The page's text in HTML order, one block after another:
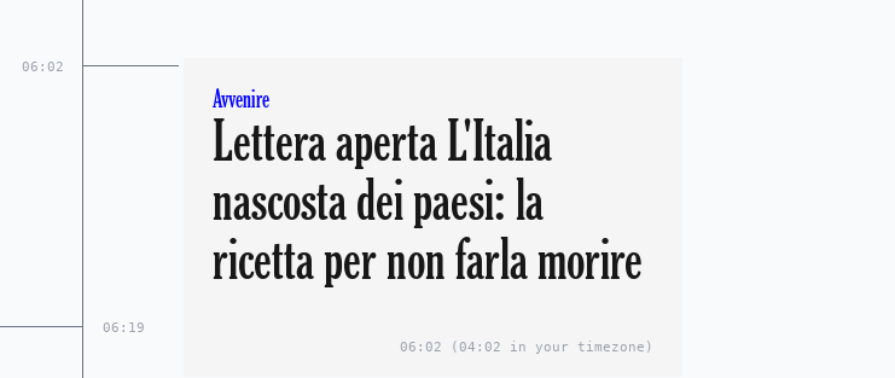
06:02
Avvenire
Lettera aperta L'Italia
nascosta dei paesi: la
ricetta per non farla morire
06:02 (04:02 in your timezone)
06:19